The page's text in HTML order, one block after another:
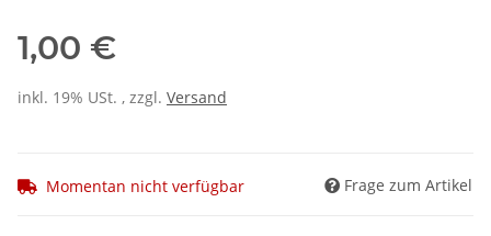
1,00 €
inkl. 19% USt. , zzgl. Versand
Momentan nicht verfügbar Frage zum Artikel